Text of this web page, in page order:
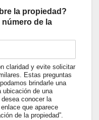
la propiedad?
de la
claridad y evite solicitar
Estas preguntas
brindarle una
ubicación de una
conocer la
que aparece
de la propiedad”.